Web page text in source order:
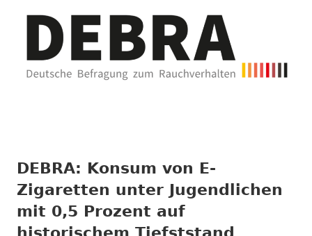
DEBRA: Konsum von E-
Zigaretten unter Jugendlichen
mit 0,5 Prozent auf